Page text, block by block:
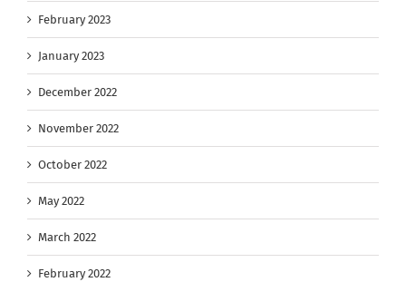
February 2023
January 2023
December 2022
November 2022
October 2022
May 2022
March 2022
February 2022